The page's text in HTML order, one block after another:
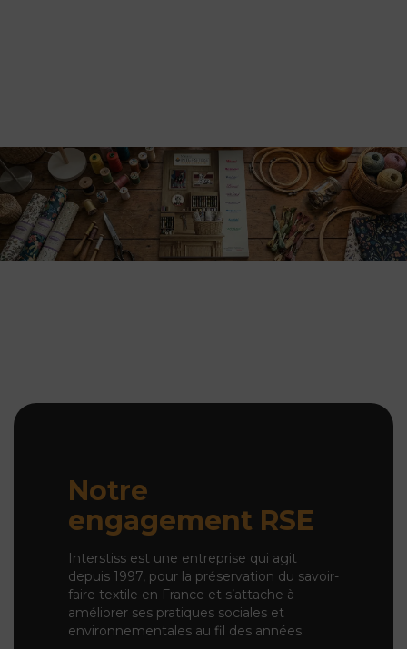
Notre
engagement RSE
Interstiss est une entreprise qui agit
depuis 1997, pour la préservation du savoir-
faire textile en France et s’attache à
améliorer ses pratiques sociales et
environnementales au fil des années.